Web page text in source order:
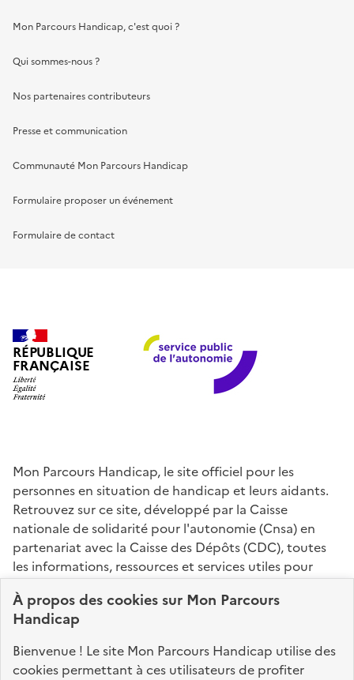
À propos descookiessur Mon Parcours
Handicap
Bienvenue ! Le site Mon Parcours Handicap utilise des
cookies permettant à ces utilisateurs de profiter
Mon Parcours Handicap, c'est quoi ?
Qui sommes-nous ?
Nos partenaires contributeurs
Presse et communication
Communauté Mon Parcours Handicap
Formulaire proposer un événement
Formulaire de contact
RÉPUBLIQUE
FRANÇAISE
Mon Parcours Handicap, le site officiel pour les
personnes en situation de handicap et leurs aidants.
Retrouvez sur ce site, développé par la Caisse
nationale de solidarité pour l'autonomie (Cnsa) en
partenariat avec la Caisse des Dépôts (CDC), toutes
les informations, ressources et services utiles pour
connaître vos droits, effectuer vos démarches,
identifier vos interlocuteurs.
Nos sites partenaires
info.gouv.fr service-public.fr legifrance.gouv.fr